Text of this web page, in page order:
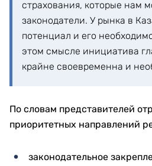
страхования, которые нам
законодатели. У рынка в
потенциал и его
этом смысле инициатива
крайне своевременна и
По словам представителей
приоритетных направлений
законодательное